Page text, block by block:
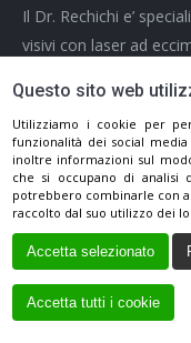
Il Dr. Rechichi e’
visivi con laser ad
Crosslinking).
Informativa sul
Ci puoi trovare su:
Facebook
page
opens
in
new
Questo sito web
Utilizziamo i cookie per
funzionalità dei social
inoltre informazioni sul
che si occupano di analisi
potrebbero combinarle con
raccolto dal suo utilizzo dei
Accetta selezionato
Accetta tutti i cookie